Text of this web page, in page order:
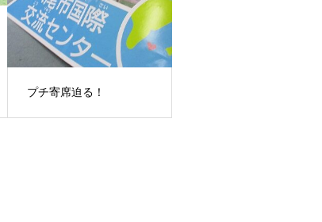
プチ寄席迫る！